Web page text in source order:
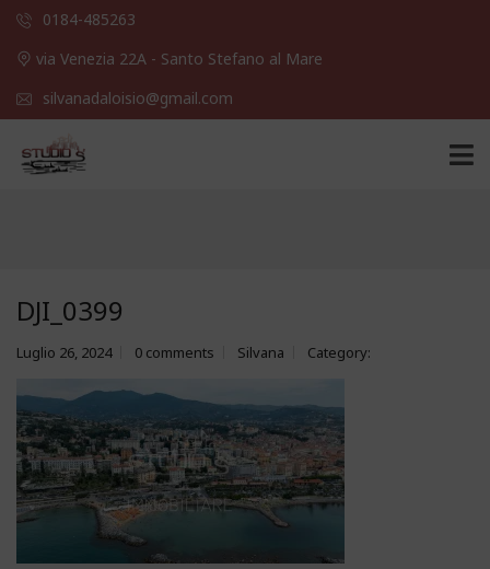
0184-485263
via Venezia 22A - Santo Stefano al Mare
silvanadaloisio@gmail.com
DJI_0399
Luglio 26, 2024 0 comments Silvana Category: